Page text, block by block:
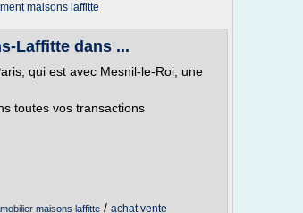
maisons laffitte
Laffitte dans ...
qui est avec Mesnil-le-Roi, une
toutes vos transactions
maisons laffitte / achat vente